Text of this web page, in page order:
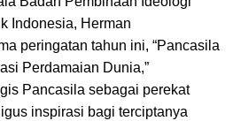
Indonesia, Herman
peringatan tahun ini, “Pancasila
Perdamaian Dunia,”
Pancasila sebagai perekat
inspirasi bagi terciptanya